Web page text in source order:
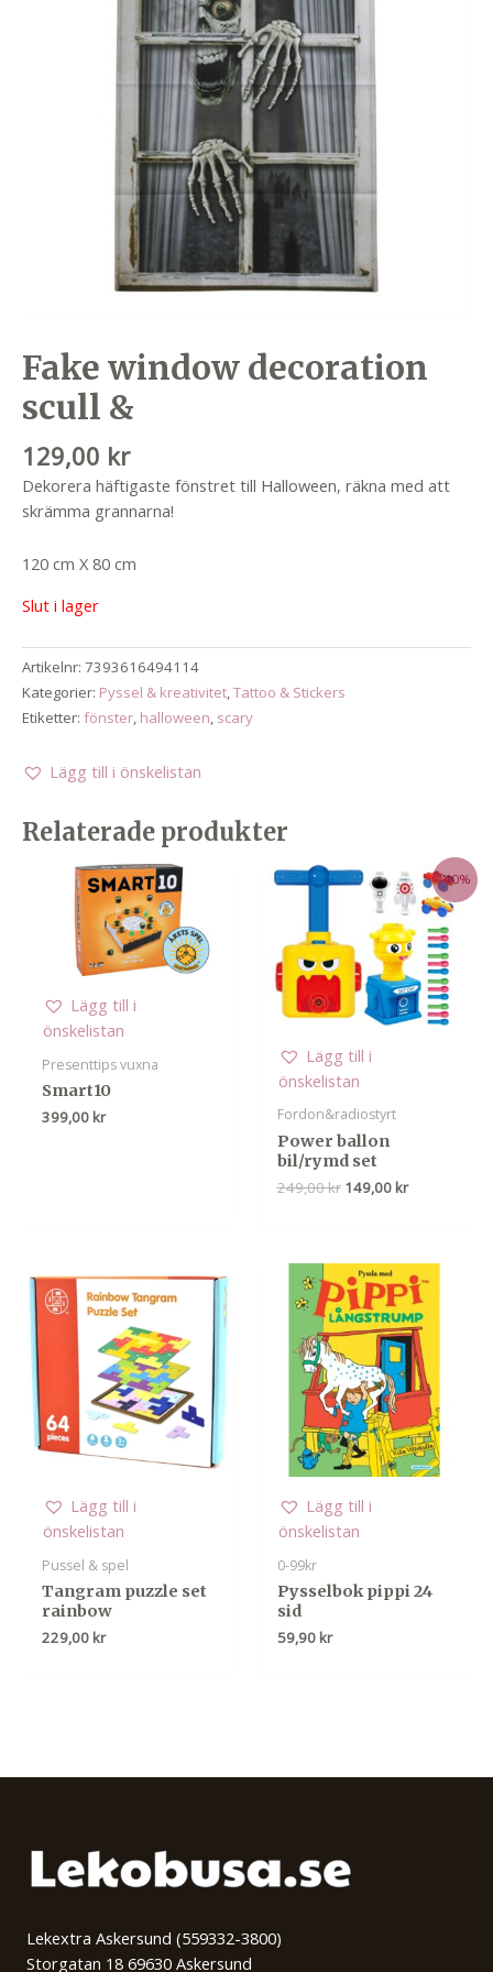
Fake window decoration
scull &
129,00 kr
Dekorera häftigaste fönstret till Halloween, räkna med att
skrämma grannarna!
120 cm X 80 cm
Slut i lager
Artikelnr: 7393616494114
Kategorier: Pyssel & kreativitet,Tattoo & Stickers
Etiketter: fönster, halloween, scary
Lägg till i önskelistan
Relaterade produkter
Lägg till i
önskelistan
Presenttips vuxna
Smart10
399,00 kr
-40%
Lägg till i
önskelistan
Fordon&radiostyrt
Power ballon
bil/rymd set
249,00kr Det
249,00 kr.
149,00 krDet
149,00 kr.
Lägg till i
önskelistan
Pussel & spel
Tangram puzzle set
rainbow
229,00 kr
Lägg till i
önskelistan
0-99kr
Pysselbok pippi 24
sid
59,90 kr
Lekextra Askersund (559332-3800)
Storgatan 18 69630 Askersund